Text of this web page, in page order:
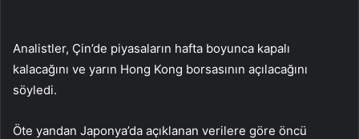
Analistler, Çin’de piyasaların hafta boyunca kapalı
kalacağını ve yarın Hong Kong borsasının açılacağını
söyledi.
Öte yandan Japonya’da açıklanan verilere göre öncü